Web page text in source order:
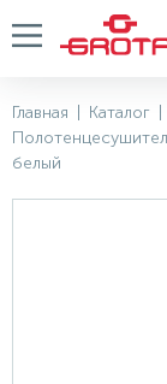
Главная Каталог
белый